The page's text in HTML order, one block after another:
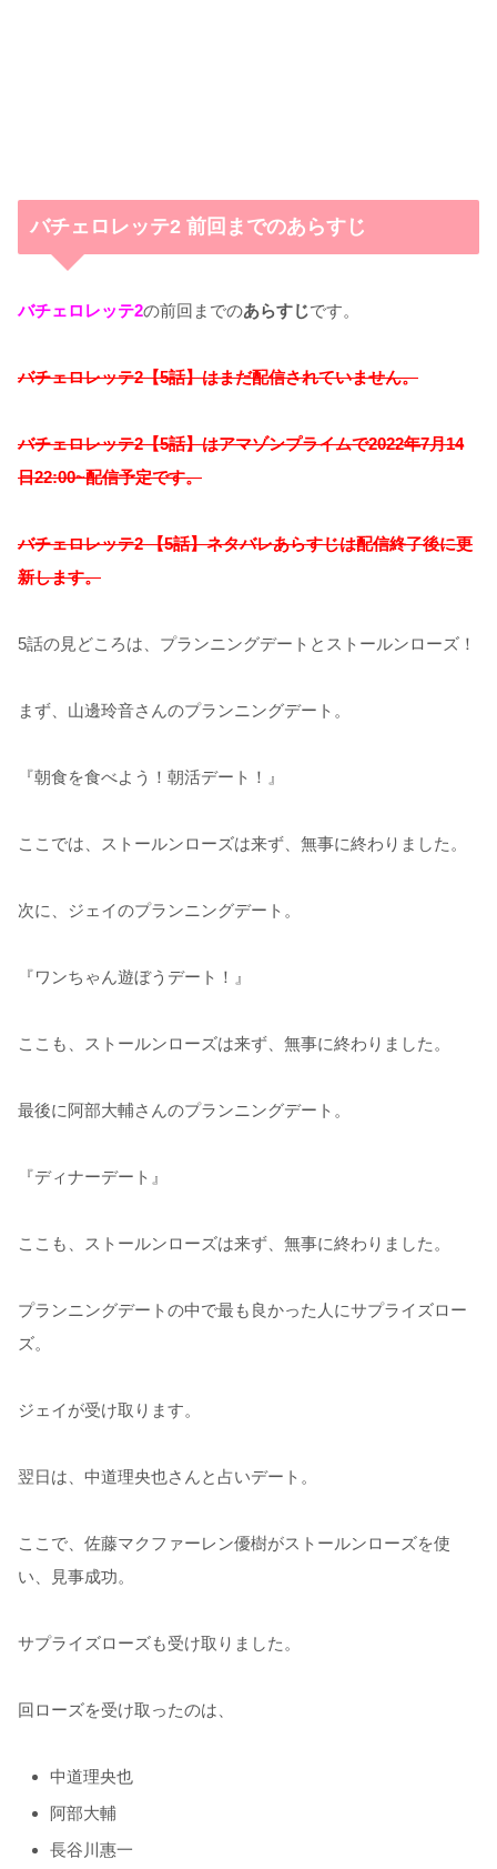
バチェロレッテ2 前回までのあらすじ
バチェロレッテ2の前回までのあらすじです。
バチェロレッテ2【5話】はまだ配信されていません。
バチェロレッテ2【5話】はアマゾンプライムで2022年7月14
日22:00~配信予定です。
バチェロレッテ2 【5話】ネタバレあらすじは配信終了後に更
新します。
5話の見どころは、プランニングデートとストールンローズ！
まず、山邊玲音さんのプランニングデート。
『朝食を食べよう！朝活デート！』
ここでは、ストールンローズは来ず、無事に終わりました。
次に、ジェイのプランニングデート。
『ワンちゃん遊ぼうデート！』
ここも、ストールンローズは来ず、無事に終わりました。
最後に阿部大輔さんのプランニングデート。
『ディナーデート』
ここも、ストールンローズは来ず、無事に終わりました。
プランニングデートの中で最も良かった人にサプライズロー
ズ。
ジェイが受け取ります。
翌日は、中道理央也さんと占いデート。
ここで、佐藤マクファーレン優樹がストールンローズを使
い、見事成功。
サプライズローズも受け取りました。
回ローズを受け取ったのは、
中道理央也
阿部大輔
長谷川惠一